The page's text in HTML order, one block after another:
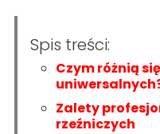
Spis treści:
Czym różnią
Zalety
rzeźniczych